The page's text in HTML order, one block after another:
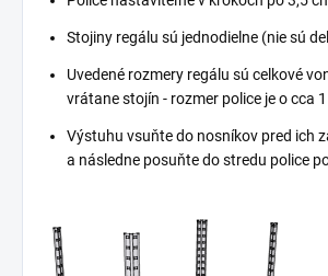
Stojiny regálu sú jednodielne (nie sú
Uvedené rozmery regálu sú celkové
vrátane stojín - rozmer police je o cca
Výstuhu vsuňte do nosníkov pred ich
a následne posuňte do stredu police